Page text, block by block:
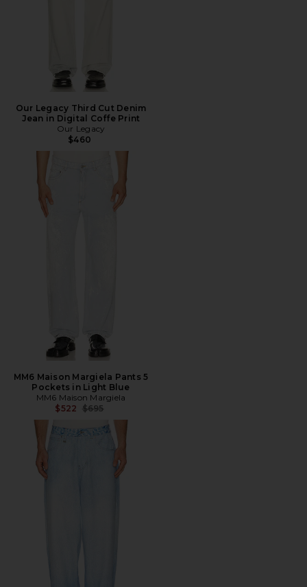
Our Legacy Third Cut Denim
Jean in Digital Coffe Print
Our Legacy
$460
MM6 Maison Margiela Pants 5
Pockets in Light Blue
MM6 Maison Margiela
$522 Precio anterior:
$695